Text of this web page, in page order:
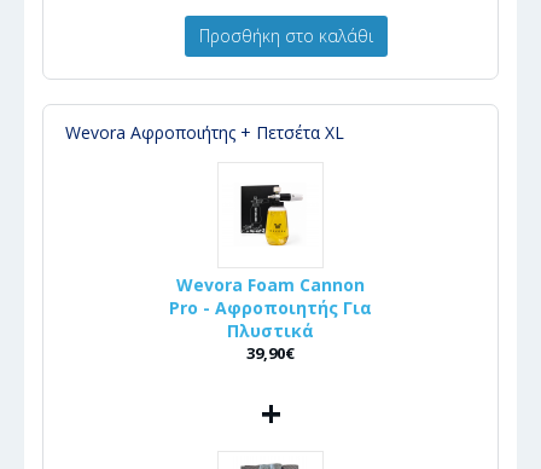
Προσθήκη στο καλάθι
Wevora Αφροποιήτης + Πετσέτα XL
Wevora Foam Cannon
Pro - Αφροποιητής Για
Πλυστικά
39,90€
+